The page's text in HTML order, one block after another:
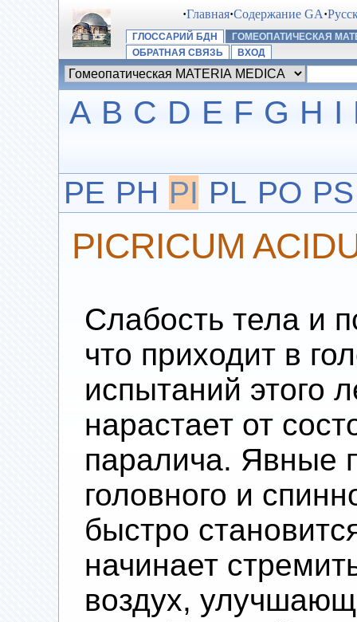
·Главная·Содержание GA·
ГЛОССАРИЙ БДН
ГОМЕОПАТИЧЕСКАЯ
ОБРАТНАЯ СВЯЗЬ
ВХОД
A B C D E F G H I
PE PH PI PL PO PS
PICRICUM
Слабость тела и
что приходит в
испытаний этого
нарастает от
паралича. Явные
головного и
быстро
начинает
воздух,